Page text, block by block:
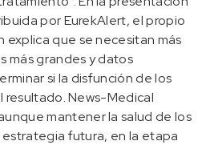
por EurekAlert, el propio
que se necesitan más
más grandes y datos
si la disfunción de los
resultado. News-Medical
mantener la salud de los
futura, en la etapa